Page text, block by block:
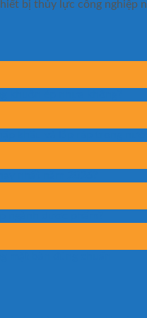
bị thủy lực công nghiệp